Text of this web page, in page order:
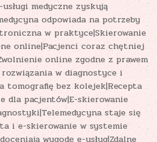
usługi medyczne zyskują
odpowiada na potrzeby
w praktyce|Skierowanie
online|Pacjenci coraz chętniej
online zgodne z prawem
rozwiązania w diagnostyce i
tomografię bez kolejek|Recepta
dla pacjentów|E-skierowanie
staje się
i e-skierowanie w systemie
wygodę e-usług|Zdalne